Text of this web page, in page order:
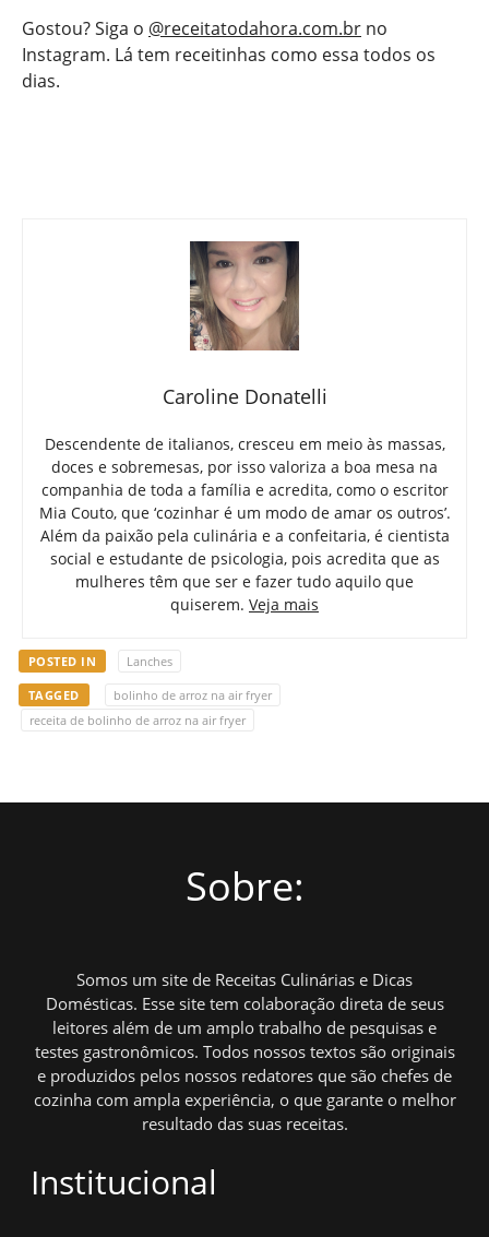
Gostou? Siga o @receitatodahora.com.br no
Instagram. Lá tem receitinhas como essa todos os
dias.
Caroline Donatelli
Descendente de italianos, cresceu em meio às massas,
doces e sobremesas, por isso valoriza a boa mesa na
companhia de toda a família e acredita, como o escritor
Mia Couto, que ‘cozinhar é um modo de amar os outros’.
Além da paixão pela culinária e a confeitaria, é cientista
social e estudante de psicologia, pois acredita que as
mulheres têm que ser e fazer tudo aquilo que
quiserem. Veja mais
POSTED IN Lanches
TAGGED
bolinho de arroz na air fryer
receita de bolinho de arroz na air fryer
Sobre:
Somos um site de Receitas Culinárias e Dicas
Domésticas. Esse site tem colaboração direta de seus
leitores além de um amplo trabalho de pesquisas e
testes gastronômicos. Todos nossos textos são originais
e produzidos pelos nossos redatores que são chefes de
cozinha com ampla experiência, o que garante o melhor
resultado das suas receitas.
Institucional